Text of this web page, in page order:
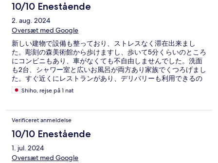
10/10 Enestående
2. aug. 2024
Oversæt med Google
新しい建物で設備も整っており、ストレスなく滞在出来まし
た。彫刻の森美術館から歩けますし、歩いて5分くらいのところ
にコンビニもあり、車がなくても不自由しませんでした。洗面
も2台、シャワー室と広いお風呂が両方あり家族でくつろげまし
た。すぐ近くにレストランがあり、デリバリーも利用できるの
で、夕飯も苦労せず食べられました。
Shiho, rejse på 1 nat
Verificeret anmeldelse
10/10 Enestående
1. jul. 2024
Oversæt med Google